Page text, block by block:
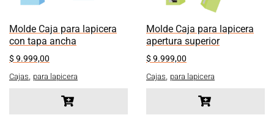
Molde Caja para lapicera
con tapa ancha
$ 9.999,00
Cajas, para lapicera
Molde Caja para lapicera
apertura superior
$ 9.999,00
Cajas, para lapicera